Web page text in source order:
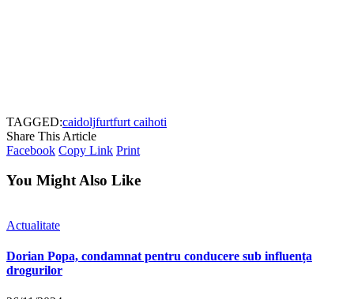
TAGGED:caidoljfurtfurt caihoti
Share This Article
Facebook Copy Link Print
You Might Also Like
Actualitate
Dorian Popa, condamnat pentru conducere sub influența
drogurilor